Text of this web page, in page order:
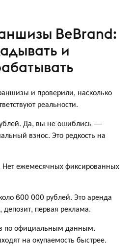
BeBrand:
и
и проверили, насколько
реальности.
Да, вы не ошиблись —
взнос. Это редкость на
Нет ежемесячных фиксированных
600 000 рублей. Это аренда
первая реклама.
по официальным данным.
на окупаемость быстрее.